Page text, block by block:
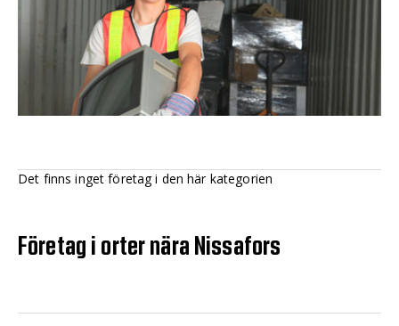
Det finns inget företag i den här kategorien
Företag i orter nära Nissafors